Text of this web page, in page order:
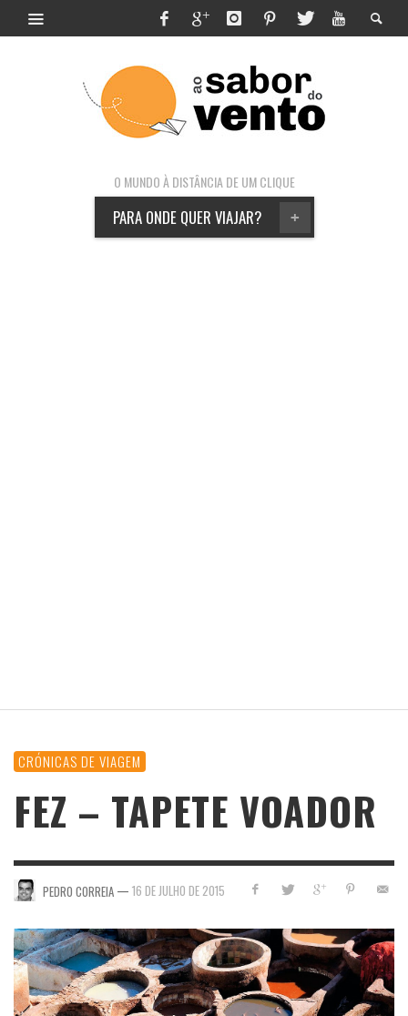
O MUNDO À DISTÂNCIA DE UM CLIQUE
+
PARA ONDE QUER VIAJAR?
CRÓNICAS DE VIAGEM
FEZ – TAPETE VOADOR
PEDRO CORREIA — 16 DE JULHO DE 2015